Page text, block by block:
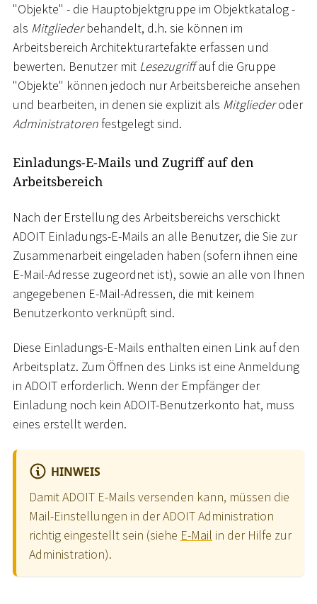
"Objekte" - die Hauptobjektgruppe im Objektkatalog -
als Mitgliederbehandelt, d.h. sie können im
Arbeitsbereich Architekturartefakte erfassen und
bewerten. Benutzer mit Lesezugriffauf die Gruppe
"Objekte" können jedoch nur Arbeitsbereiche ansehen
und bearbeiten, in denen sie explizit als Mitgliederoder
Administratoren festgelegt sind.
Einladungs-E-Mails und Zugriff auf den
Arbeitsbereich
Nach der Erstellung des Arbeitsbereichs verschickt
ADOIT Einladungs-E-Mails an alle Benutzer, die Sie zur
Zusammenarbeit eingeladen haben (sofern ihnen eine
E-Mail-Adresse zugeordnet ist), sowie an alle von Ihnen
angegebenen E-Mail-Adressen, die mit keinem
Benutzerkonto verknüpft sind.
Diese Einladungs-E-Mails enthalten einen Link auf den
Arbeitsplatz. Zum Öffnen des Links ist eine Anmeldung
in ADOIT erforderlich. Wenn der Empfänger der
Einladung noch kein ADOIT-Benutzerkonto hat, muss
eines erstellt werden.
HINWEIS
Damit ADOIT E-Mails versenden kann, müssen die
Mail-Einstellungen in der ADOIT Administration
richtig eingestellt sein (siehe E-Mail in der Hilfe zur
Administration).